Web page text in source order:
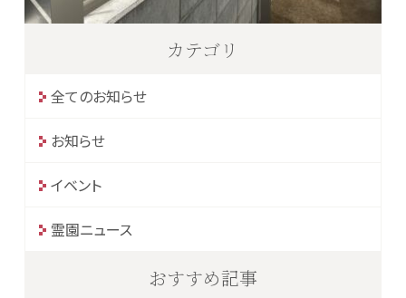
カテゴリ
全てのお知らせ
お知らせ
イベント
霊園ニュース
おすすめ記事